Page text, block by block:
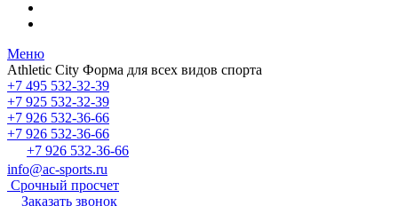
Меню
Athletic City Форма для всех видов спорта
+7 495 532-32-39
+7 925 532-32-39
+7 926 532-36-66
+7 926 532-36-66
+7 926 532-36-66
info@ac-sports.ru
Срочный просчет
Заказать звонок